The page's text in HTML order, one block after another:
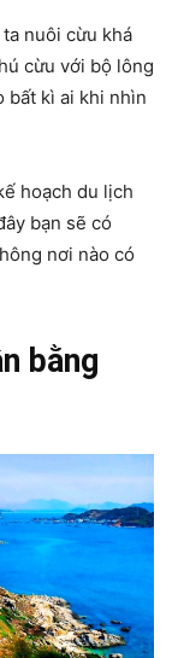
nuôi cừu khá
cừu với bộ lông
bất kì ai khi nhìn
hoạch du lịch
bạn sẽ có
nơi nào có
bằng